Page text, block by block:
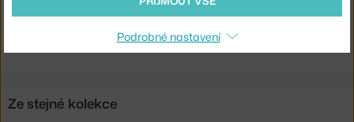
Shopping from the EU? Switch toSofty 3-Seater, Remix 133
Ze stejné kolekce
Podrobné nastavení